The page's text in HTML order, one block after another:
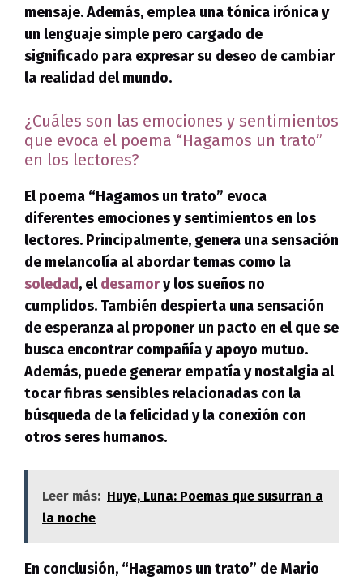
mensaje. Además, emplea unatónica irónicay
un lenguaje simple pero cargado de
significado para expresar su deseo de cambiar
la realidad del mundo.
¿Cuáles son las emociones y sentimientos
que evoca el poema “Hagamos un trato”
en los lectores?
El poema “Hagamos un trato” evoca
diferentes emociones y sentimientos en los
lectores. Principalmente, genera una sensación
de melancolía al abordar temas como la
soledad, eldesamory los sueños no
cumplidos. También despierta una sensación
de esperanza al proponer un pacto en el que se
busca encontrar compañía y apoyo mutuo.
Además, puede generarempatía y nostalgia al
tocar fibras sensibles relacionadas con la
búsqueda de la felicidad y la conexión con
otros seres humanos.
Leer más: Huye, Luna: Poemas que susurran a
la noche
En conclusión, “Hagamos un trato” de Mario